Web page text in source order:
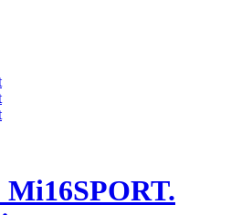
Mi16SPORT.